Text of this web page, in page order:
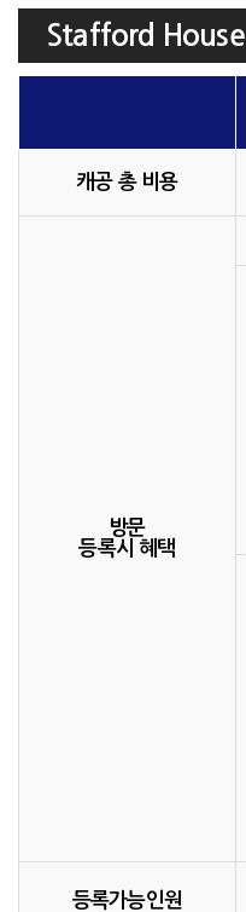
Stafford House
캐공 총 비용
방문
등록시 혜택
등록가능인원